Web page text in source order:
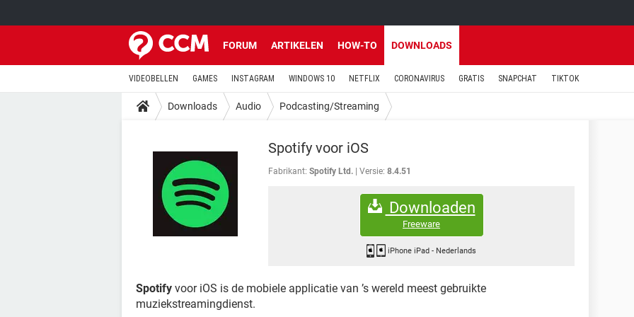
FORUM ARTIKELEN HOW-TO DOWNLOADS
VIDEOBELLEN GAMES INSTAGRAM WINDOWS 10 NETFLIX CORONAVIRUS GRATIS SNAPCHAT TIKTOK
Downloads Audio Podcasting/Streaming
Spotify voor iOS
Fabrikant: Spotify Ltd. Versie: 8.4.51
Downloaden
Freeware
iPhone iPad- Nederlands
Spotify voor iOS is de mobiele applicatie van ’s wereld meest gebruikte
muziekstreamingdienst.